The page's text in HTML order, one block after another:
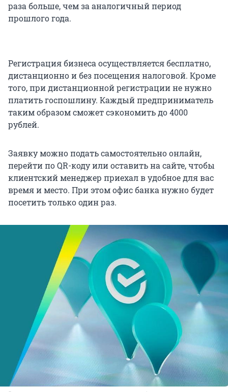
раза больше, чем за аналогичный период
прошлого года.
Регистрация бизнеса осуществляется бесплатно,
дистанционно и без посещения налоговой. Кроме
того, при дистанционной регистрации не нужно
платить госпошлину. Каждый предприниматель
таким образом сможет сэкономить до 4000
рублей.
Заявку можно подать самостоятельно онлайн,
перейти по QR-коду или оставить на сайте, чтобы
клиентский менеджер приехал в удобное для вас
время и место. При этом офис банка нужно будет
посетить только один раз.